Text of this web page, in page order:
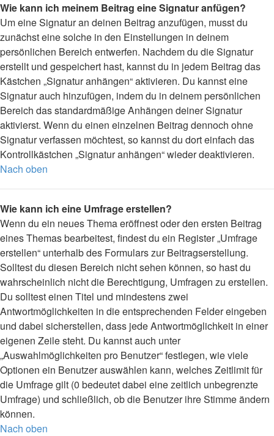
Wie kann ich meinem Beitrag eine Signatur anfügen?
Um eine Signatur an deinen Beitrag anzufügen, musst du
zunächst eine solche in den Einstellungen in deinem
persönlichen Bereich entwerfen. Nachdem du die Signatur
erstellt und gespeichert hast, kannst du in jedem Beitrag das
Kästchen „Signatur anhängen“ aktivieren. Du kannst eine
Signatur auch hinzufügen, indem du in deinem persönlichen
Bereich das standardmäßige Anhängen deiner Signatur
aktivierst. Wenn du einen einzelnen Beitrag dennoch ohne
Signatur verfassen möchtest, so kannst du dort einfach das
Kontrollkästchen „Signatur anhängen“ wieder deaktivieren.
Nach oben
Wie kann ich eine Umfrage erstellen?
Wenn du ein neues Thema eröffnest oder den ersten Beitrag
eines Themas bearbeitest, findest du ein Register „Umfrage
erstellen“ unterhalb des Formulars zur Beitragserstellung.
Solltest du diesen Bereich nicht sehen können, so hast du
wahrscheinlich nicht die Berechtigung, Umfragen zu erstellen.
Du solltest einen Titel und mindestens zwei
Antwortmöglichkeiten in die entsprechenden Felder eingeben
und dabei sicherstellen, dass jede Antwortmöglichkeit in einer
eigenen Zeile steht. Du kannst auch unter
„Auswahlmöglichkeiten pro Benutzer“ festlegen, wie viele
Optionen ein Benutzer auswählen kann, welches Zeitlimit für
die Umfrage gilt (0 bedeutet dabei eine zeitlich unbegrenzte
Umfrage) und schließlich, ob die Benutzer ihre Stimme ändern
können.
Nach oben